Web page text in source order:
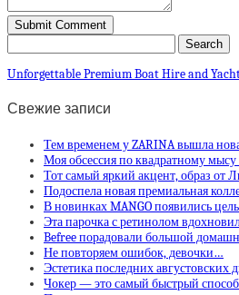
Unforgettable Premium Boat Hire and
Свежие записи
Тем временем у ZARINA вышла
Моя обсессия по квадратному
Тот самый яркий акцент, образ от
Подоспела новая премиальная
В новинках MANGO появились
Эта парочка с ретинолом
Befree порадовали большой
Не повторяем ошибок, девочки…
Эстетика последних августовских
Чокер — это самый быстрый